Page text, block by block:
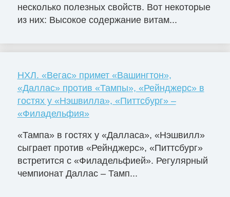
несколько полезных свойств. Вот некоторые
из них: Высокое содержание витам...
НХЛ. «Вегас» примет «Вашингтон»,
«Даллас» против «Тампы», «Рейнджерс» в
гостях у «Нэшвилла», «Питтсбург» –
«Филадельфия»
«Тампа» в гостях у «Далласа», «Нэшвилл»
сыграет против «Рейнджерс», «Питтсбург»
встретится с «Филадельфией». Регулярный
чемпионат Даллас – Тамп...